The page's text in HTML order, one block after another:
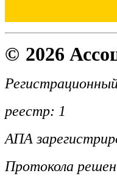
© 2026
реестр: 1
АПА
Протокола